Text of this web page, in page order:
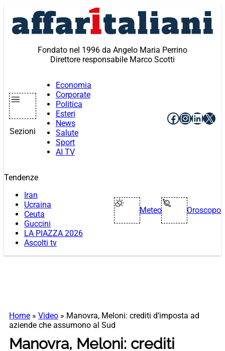
contenuto
Fondato nel 1996 da Angelo Maria Perrino
Direttore responsabile Marco Scotti
Sezioni
Economia
Corporate
Politica
Esteri
News
Salute
Sport
AI TV
Facebook
X
Tendenze
Iran
Ucraina
Ceuta
Guccini
LA PIAZZA 2026
Ascolti tv
Meteo Oroscopo
Home » Video » Manovra, Meloni: crediti d’imposta ad
aziende che assumono al Sud
Manovra, Meloni: crediti